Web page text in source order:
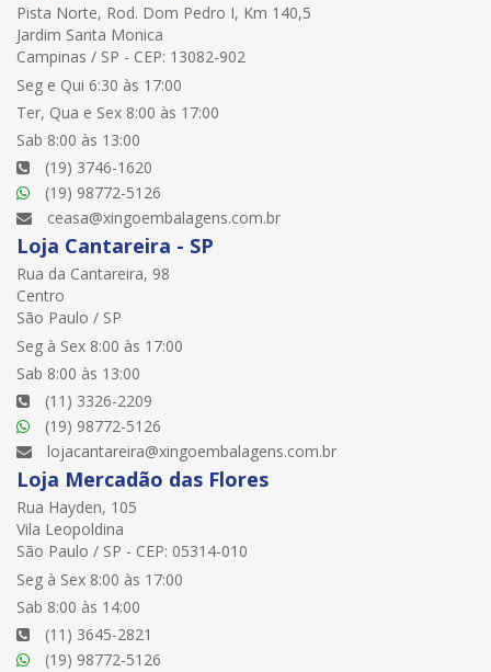
Pista Norte, Rod. Dom Pedro I, Km 140,5
Jardim Santa Monica
Campinas / SP - CEP: 13082-902
Seg e Qui 6:30 às 17:00
Ter, Qua e Sex 8:00 às 17:00
Sab 8:00 às 13:00
(19) 3746-1620
(19) 98772-5126
ceasa@xingoembalagens.com.br
Loja Cantareira - SP
Rua da Cantareira, 98
Centro
São Paulo / SP
Seg à Sex 8:00 às 17:00
Sab 8:00 às 13:00
(11) 3326-2209
(19) 98772-5126
lojacantareira@xingoembalagens.com.br
Loja Mercadão das Flores
Rua Hayden, 105
Vila Leopoldina
São Paulo / SP - CEP: 05314-010
Seg à Sex 8:00 às 17:00
Sab 8:00 às 14:00
(11) 3645-2821
(19) 98772-5126